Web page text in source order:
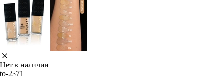
Нет в наличии
to-2371